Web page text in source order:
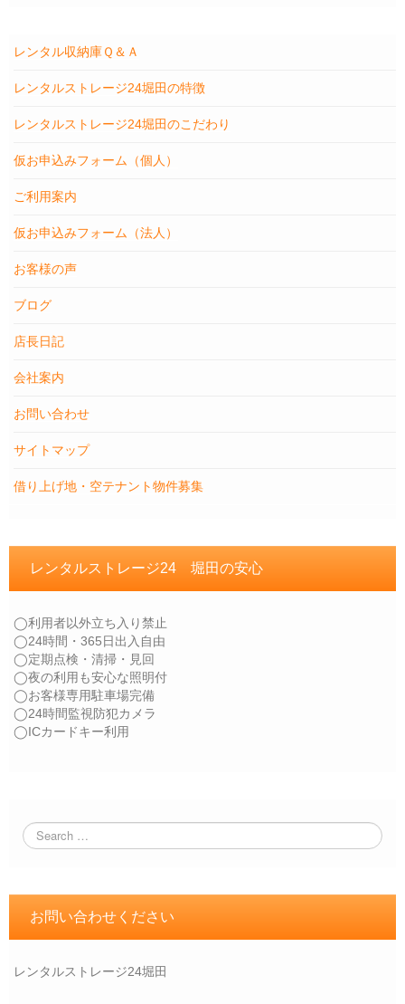
レンタル収納庫Ｑ＆Ａ
レンタルストレージ24堀田の特徴
レンタルストレージ24堀田のこだわり
仮お申込みフォーム（個人）
ご利用案内
仮お申込みフォーム（法人）
お客様の声
ブログ
店長日記
会社案内
お問い合わせ
サイトマップ
借り上げ地・空テナント物件募集
レンタルストレージ24 堀田の安心
◯利用者以外立ち入り禁止
◯24時間・365日出入自由
◯定期点検・清掃・見回
◯夜の利用も安心な照明付
◯お客様専用駐車場完備
◯24時間監視防犯カメラ
◯ICカードキー利用
お問い合わせください
レンタルストレージ24堀田